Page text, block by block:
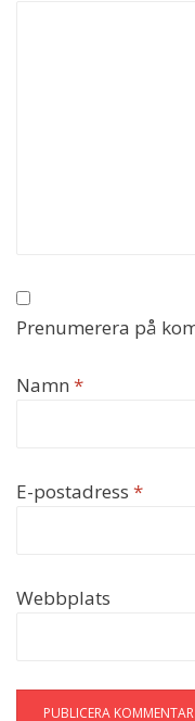
Prenumerera på
Namn *
E-postadress *
Webbplats